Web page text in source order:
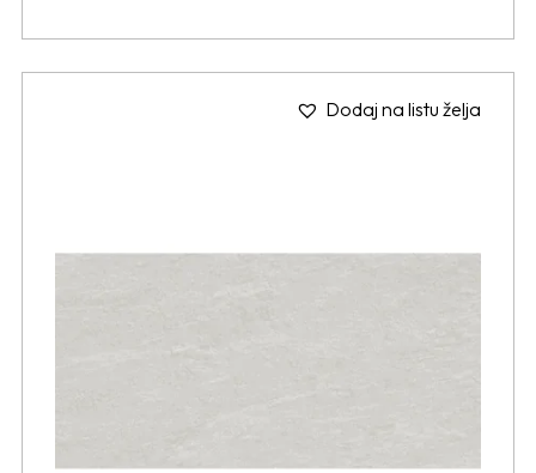
Dodaj na listu želja